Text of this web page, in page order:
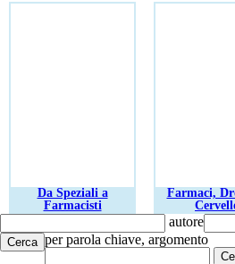
Da Speziali a
Farmacisti
Farmaci,
autore
Cerca per parola chiave, argomento